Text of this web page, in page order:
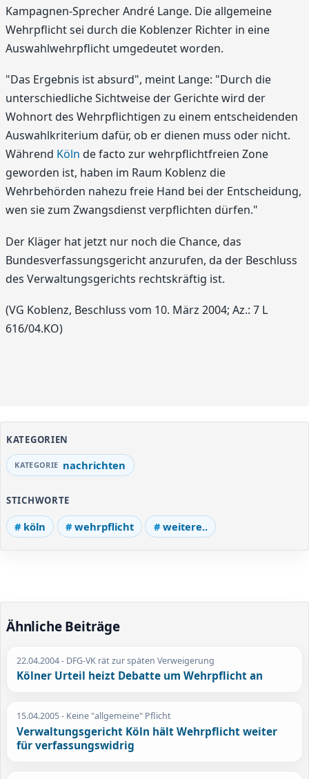
Kampagnen-Sprecher André Lange. Die allgemeine
Wehrpflicht sei durch die Koblenzer Richter in eine
Auswahlwehrpflicht umgedeutet worden.
"Das Ergebnis ist absurd", meint Lange: "Durch die
unterschiedliche Sichtweise der Gerichte wird der
Wohnort des Wehrpflichtigen zu einem entscheidenden
Auswahlkriterium dafür, ob er dienen muss oder nicht.
Während Köln de facto zur wehrpflichtfreien Zone
geworden ist, haben im Raum Koblenz die
Wehrbehörden nahezu freie Hand bei der Entscheidung,
wen sie zum Zwangsdienst verpflichten dürfen."
Der Kläger hat jetzt nur noch die Chance, das
Bundesverfassungsgericht anzurufen, da der Beschluss
des Verwaltungsgerichts rechtskräftig ist.
(VG Koblenz, Beschluss vom 10. März 2004; Az.: 7 L
616/04.KO)
KATEGORIEN
nachrichten
STICHWORTE
köln wehrpflicht weitere..
Ähnliche Beiträge
22.04.2004- DFG-VK rät zur späten Verweigerung
Kölner Urteil heizt Debatte um Wehrpflicht an
15.04.2005- Keine "allgemeine" Pflicht
Verwaltungsgericht Köln hält Wehrpflicht weiter
für verfassungswidrig